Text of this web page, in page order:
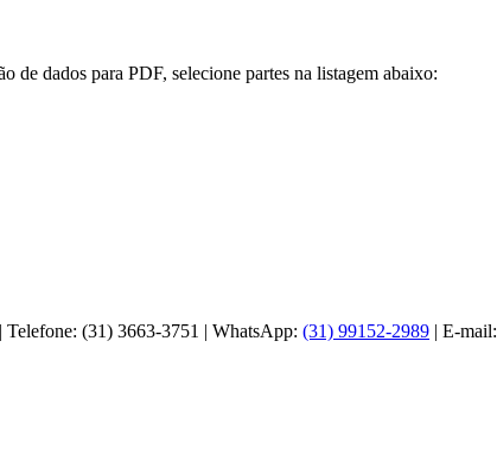
de dados para PDF, selecione partes na listagem abaixo:
| Telefone: (31) 3663-3751 | WhatsApp: (31) 99152-2989 | E-mail: